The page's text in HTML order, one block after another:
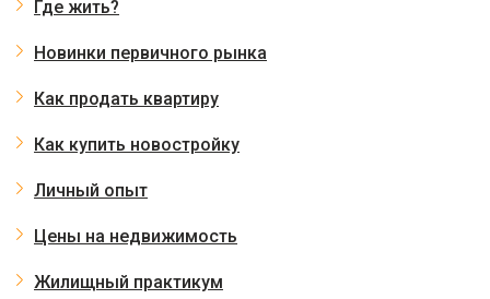
Где жить?
Новинки первичного рынка
Как продать квартиру
Как купить новостройку
Личный опыт
Цены на недвижимость
Жилищный практикум